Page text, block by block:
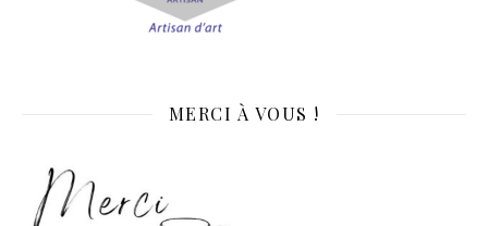
MERCI À VOUS !